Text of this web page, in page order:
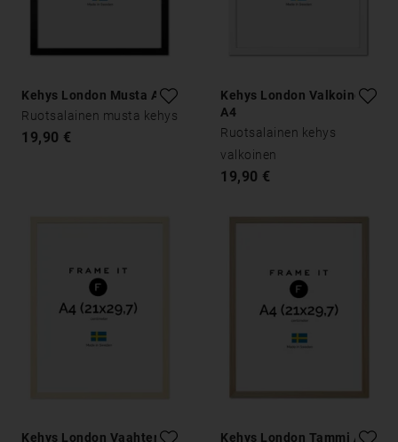
Kehys London Musta A4
Ruotsalainen musta kehys
19,90 €
Kehys London Valkoinen
A4
Ruotsalainen kehys
valkoinen
19,90 €
Kehys London Vaahtera Kehys London Tammi A4